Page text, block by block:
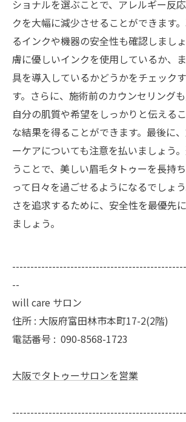
ショナルを選ぶことで、アレルギー反
クを大幅に減少させることができます
るインクや機器の安全性も確認しまし
膚に優しいインクを使用しているか、
具を導入しているかどうかをチェック
す。さらに、施術前のカウンセリングも
自分の肌質や希望をしっかりと伝える
な結果を得ることができます。最後に
ーケアについても注意を払いましょう
うことで、美しい眉毛タトゥーを長持
って日々を過ごせるようになるでしょ
さを追求するために、安全性を最優先
ましょう。
--
will care サロン
住所 : 大阪府富田林市本町17-2(2階)
電話番号 : 090-8568-1723
大阪でタトゥーサロンを営業